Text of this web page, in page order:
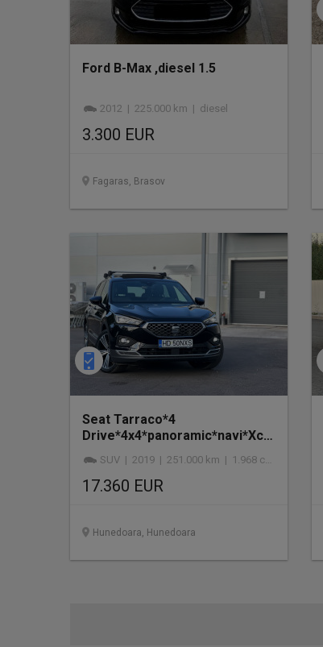
Ford B-Max ,diesel 1.5
2012 | 225.000 km | diesel
3.300 EUR
Fagaras, Brasov
Seat Tarraco*4
Drive*4x4*panoramic*navi*Xcellence*7
locuri*BiXenon*factura*2.0 d
SUV | 2019 | 251.000 km | 1.968 cmc | diesel
17.360 EUR
Hunedoara, Hunedoara